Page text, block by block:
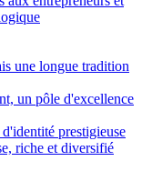
une longue tradition
un pôle d'excellence
prestigieuse
riche et diversifié